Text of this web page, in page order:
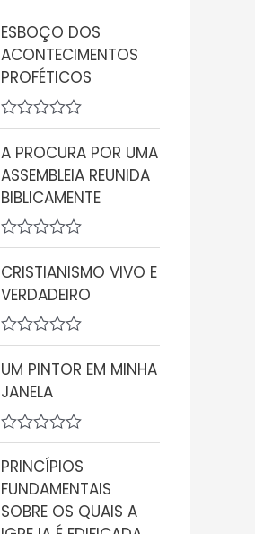
ESBOÇO DOS
ACONTECIMENTOS
PROFÉTICOS
A
v
a
l
i
a
ç
ã
o
0
d
e
5
A PROCURA POR UMA
ASSEMBLEIA REUNIDA
BIBLICAMENTE
A
v
a
l
a
o
0
d
e
5
CRISTIANISMO VIVO E
VERDADEIRO
A
v
a
l
a
o
0
d
e
5
UM PINTOR EM MINHA
JANELA
A
v
a
l
i
a
PRINCÍPIOS
FUNDAMENTAIS
SOBRE OS QUAIS A